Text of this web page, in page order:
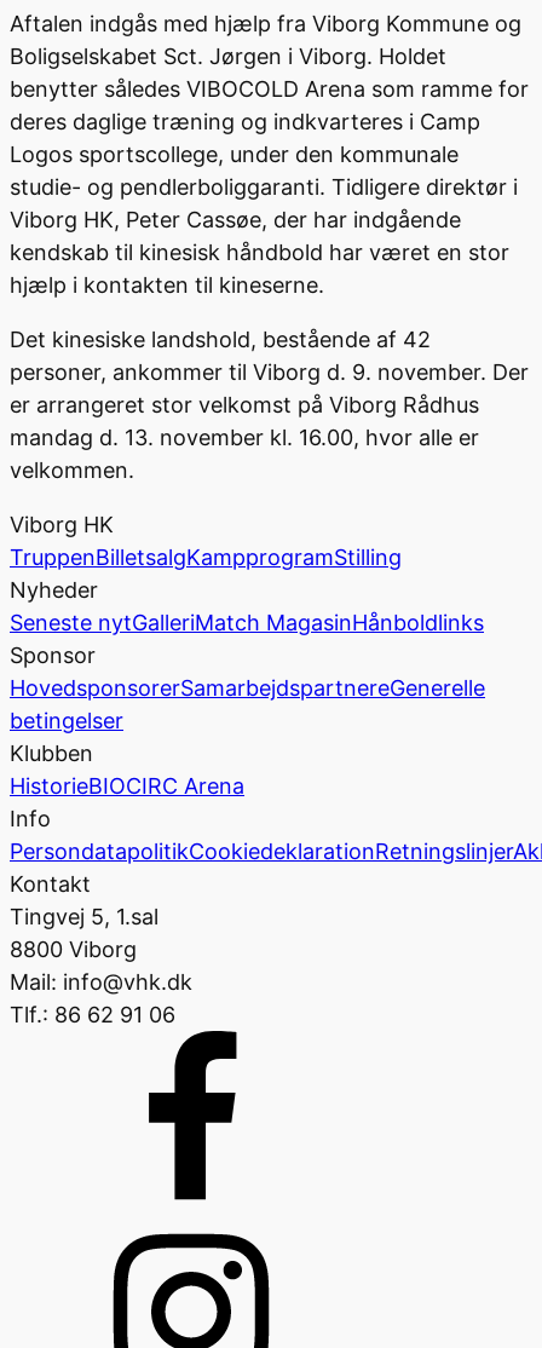
Aftalen indgås med hjælp fra Viborg Kommune og
Boligselskabet Sct. Jørgen i Viborg. Holdet
benytter således VIBOCOLD Arena som ramme for
deres daglige træning og indkvarteres i Camp
Logos sportscollege, under den kommunale
studie- og pendlerboliggaranti. Tidligere direktør i
Viborg HK, Peter Cassøe, der har indgående
kendskab til kinesisk håndbold har været en stor
hjælp i kontakten til kineserne.
Det kinesiske landshold, bestående af 42
personer, ankommer til Viborg d. 9. november. Der
er arrangeret stor velkomst på Viborg Rådhus
mandag d. 13. november kl. 16.00, hvor alle er
velkommen.
Viborg HK
TruppenBilletsalgKampprogramStilling
Nyheder
Seneste nytGalleriMatch MagasinHånboldlinks
Sponsor
HovedsponsorerSamarbejdspartnereGenerelle
betingelser
Klubben
HistorieBIOCIRC Arena
Info
PersondatapolitikCookiedeklarationRetningslinjer
Kontakt
Tingvej 5, 1.sal
8800 Viborg
Mail: info@vhk.dk
Tlf.: 86 62 91 06